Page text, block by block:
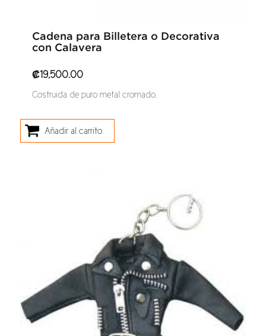
Cadena para Billetera o Decorativa
con Calavera
₡19,500.00
Costruida de puro metal cromado.
Añadir al carrito